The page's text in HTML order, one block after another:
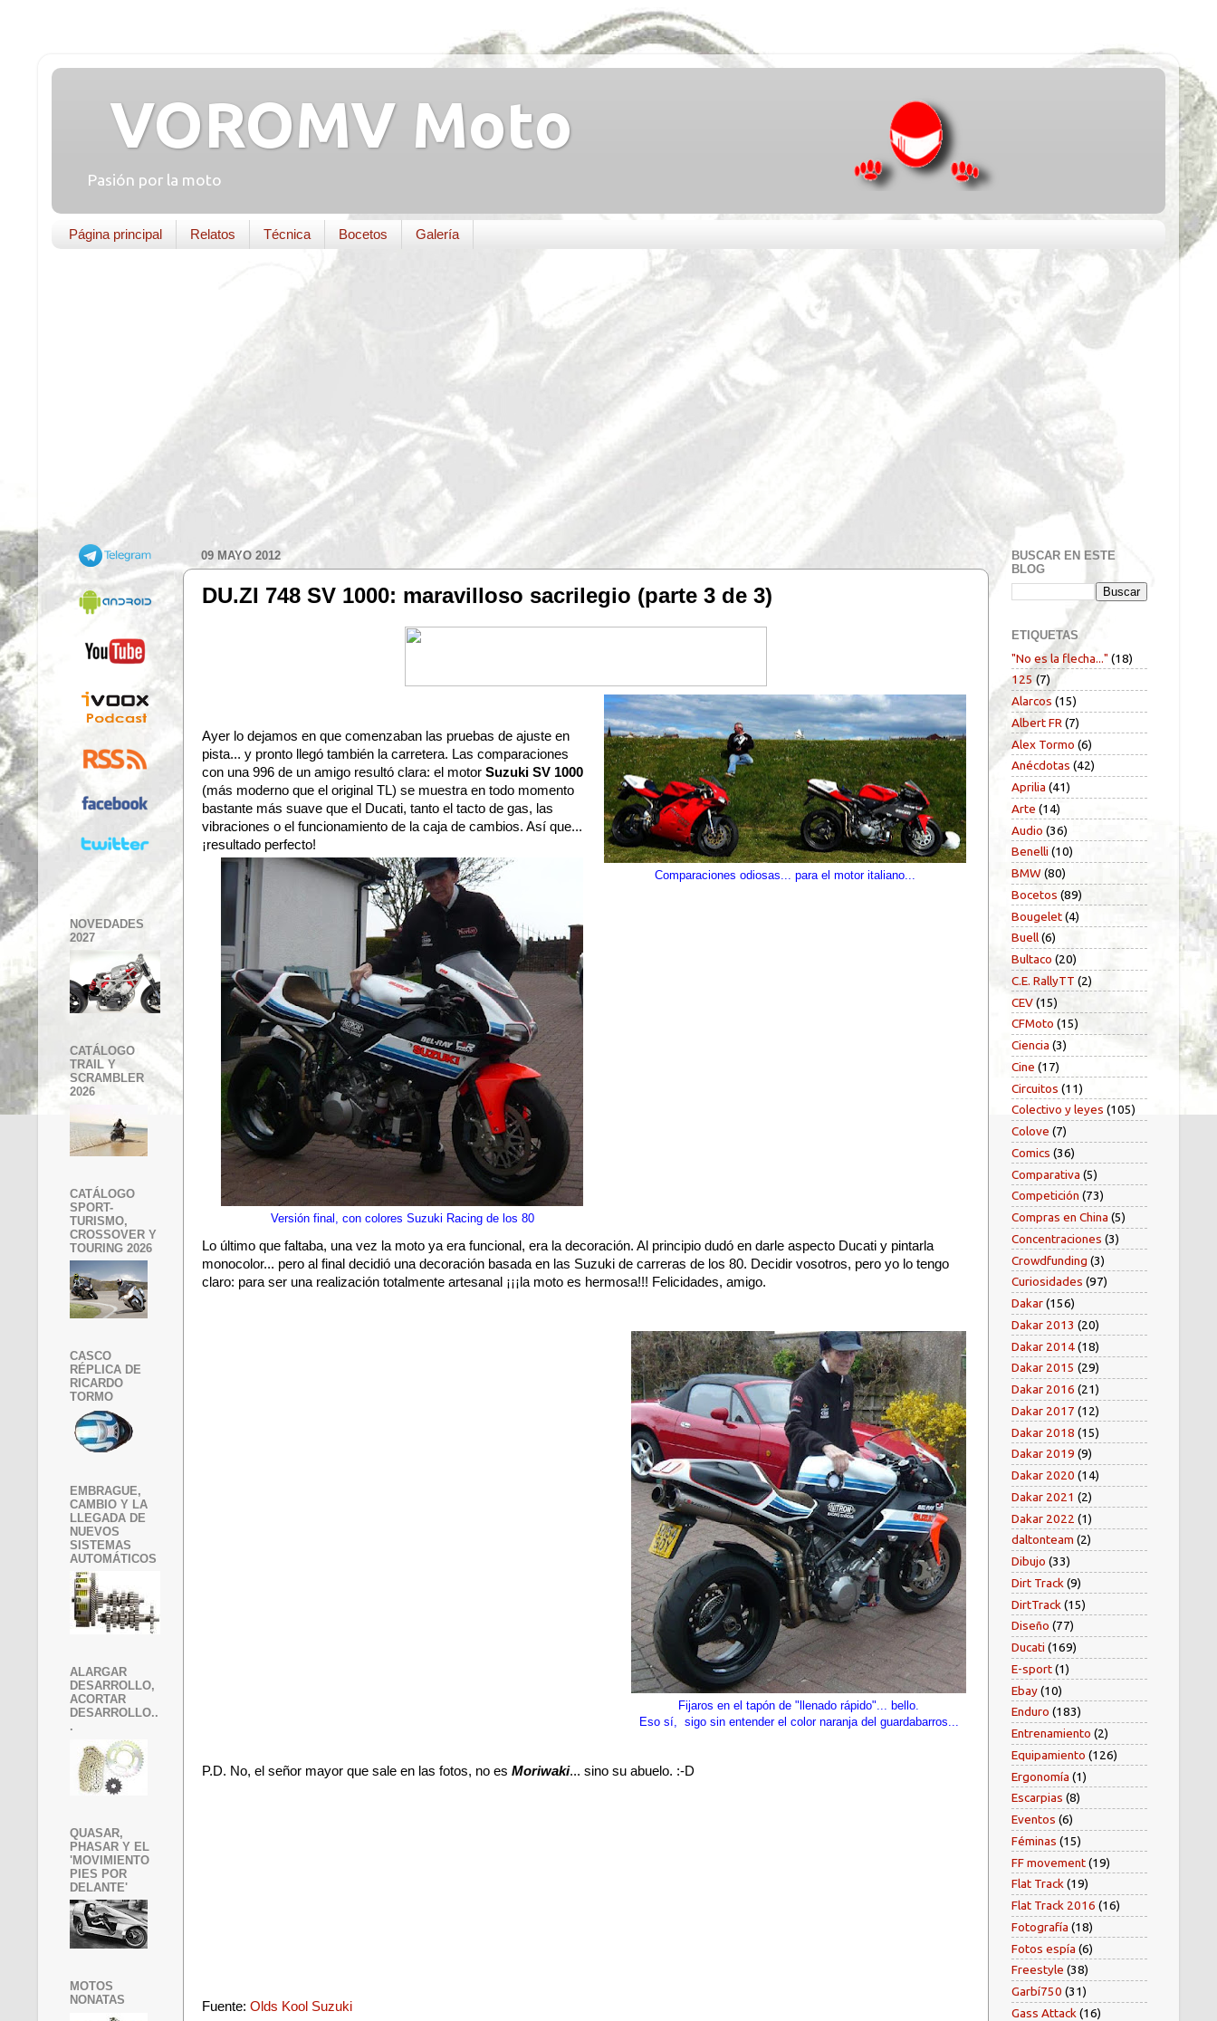
VOROMV Moto
Pasión por la moto
Página principal Relatos Técnica Bocetos Galería
09 MAYO 2012
DU.ZI 748 SV 1000: maravilloso sacrilegio (parte 3 de 3)
Comparaciones odiosas... para el motor italiano...
Ayer lo dejamos en que comenzaban las pruebas de ajuste en
pista... y pronto llegó también la carretera. Las comparaciones
con una 996 de un amigo resultó clara: el motor Suzuki SV 1000
(más moderno que el original TL) se muestra en todo momento
bastante más suave que el Ducati, tanto el tacto de gas, las
vibraciones o el funcionamiento de la caja de cambios. Así que...
¡resultado perfecto!
Versión final, con colores Suzuki Racing de los 80
Lo último que faltaba, una vez la moto ya era funcional, era la decoración. Al principio dudó en darle aspecto Ducati y pintarla
monocolor... pero al final decidió una decoración basada en las Suzuki de carreras de los 80. Decidir vosotros, pero yo lo tengo
claro: para ser una realización totalmente artesanal ¡¡¡la moto es hermosa!!! Felicidades, amigo.
Fijaros en el tapón de "llenado rápido"... bello.
Eso sí, sigo sin entender el color naranja del guardabarros...
P.D. No, el señor mayor que sale en las fotos, no es Moriwaki... sino su abuelo. :-D
Fuente: Olds Kool Suzuki
NOVEDADES
2027
CATÁLOGO
TRAIL Y
SCRAMBLER
2026
CATÁLOGO
SPORT-
TURISMO,
CROSSOVER Y
TOURING 2026
CASCO
RÉPLICA DE
RICARDO
TORMO
EMBRAGUE,
CAMBIO Y LA
LLEGADA DE
NUEVOS
SISTEMAS
AUTOMÁTICOS
ALARGAR
DESARROLLO,
ACORTAR
DESARROLLO..
.
QUASAR,
PHASAR Y EL
'MOVIMIENTO
PIES POR
DELANTE'
MOTOS
NONATAS
BUSCAR EN ESTE
BLOG
ETIQUETAS
"No es la flecha..." (18)
125 (7)
Alarcos (15)
Albert FR (7)
Alex Tormo (6)
Anécdotas (42)
Aprilia (41)
Arte (14)
Audio (36)
Benelli (10)
BMW (80)
Bocetos (89)
Bougelet(4)
Buell(6)
Bultaco (20)
C.E. RallyTT (2)
CEV(15)
CFMoto (15)
Ciencia (3)
Cine (17)
Circuitos (11)
Colectivo y leyes (105)
Colove (7)
Comics (36)
Comparativa (5)
Competición (73)
Compras en China (5)
Concentraciones (3)
Crowdfunding (3)
Curiosidades (97)
Dakar(156)
Dakar 2013 (20)
Dakar 2014(18)
Dakar 2015 (29)
Dakar 2016 (21)
Dakar 2017 (12)
Dakar 2018 (15)
Dakar 2019 (9)
Dakar 2020 (14)
Dakar 2021 (2)
Dakar 2022 (1)
daltonteam (2)
Dibujo (33)
Dirt Track (9)
DirtTrack (15)
Diseño (77)
Ducati (169)
E-sport(1)
Ebay(10)
Enduro (183)
Entrenamiento (2)
Equipamiento (126)
Ergonomía (1)
Escarpias (8)
Eventos (6)
Féminas (15)
FF movement(19)
Flat Track(19)
Flat Track 2016 (16)
Fotografía (18)
Fotos espía (6)
Freestyle (38)
Garbí750 (31)
Gass Attack (16)